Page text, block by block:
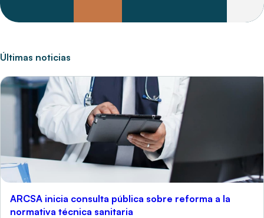
Últimas noticias
ARCSA inicia consulta pública sobre reforma a la
normativa técnica sanitaria